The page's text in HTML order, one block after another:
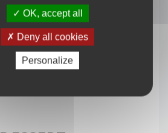
OK, accept all
Deny all cookies
Personalize